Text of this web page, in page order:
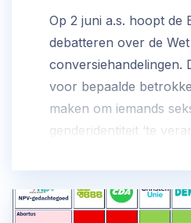
Op 2 juni a.s. hoopt de
debatteren over de
conversiehandelingen.
voor bepaalde
maken om iemands
genderidentiteit ‘te